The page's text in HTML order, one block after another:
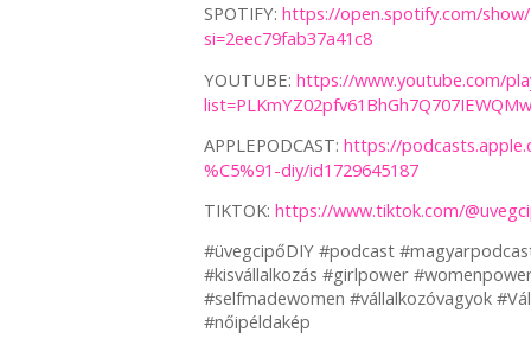
SPOTIFY: https://open.spotify.com/
si=2eec79fab37a41c8
YOUTUBE: https://www.youtube.com/
APPLEPODCAST: https://
%C5%91-diy/id1729645187
TIKTOK: https://www.tiktok.com/
#üvegcipőDIY #podcast
#kisvállalkozás #girlpower
#selfmadewomen #vállalkozóvagyok
#nőipéldakép